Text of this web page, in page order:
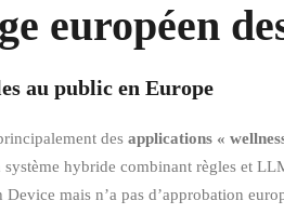
européen
au public en Europe
des applications «
hybride combinant règles et
mais n’a pas d’approbation